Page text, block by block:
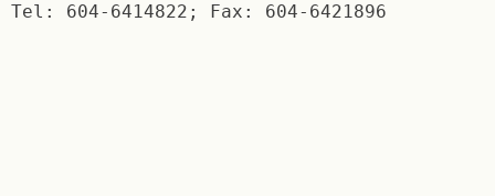
Tel: 604-6414822; Fax: 604-6421896